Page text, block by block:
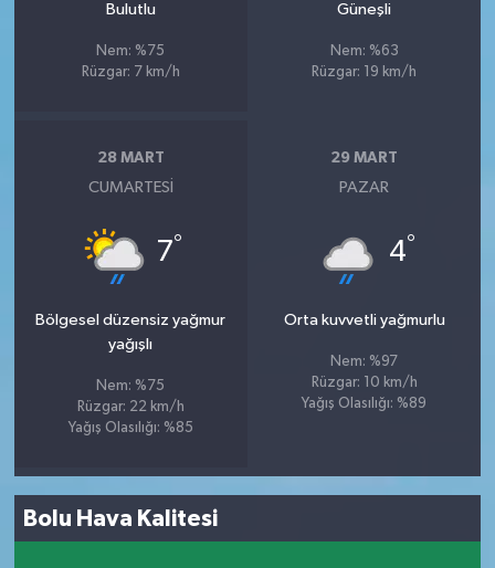
Bulutlu
Nem: %75
Rüzgar: 7 km/h
Güneşli
Nem: %63
Rüzgar: 19 km/h
28 MART
CUMARTESI
7°
Bölgesel düzensiz yağmur
yağışlı
Nem: %75
Rüzgar: 22 km/h
Yağış Olasılığı: %85
29 MART
PAZAR
4°
Orta kuvvetli yağmurlu
Nem: %97
Rüzgar: 10 km/h
Yağış Olasılığı: %89
Bolu Hava Kalitesi